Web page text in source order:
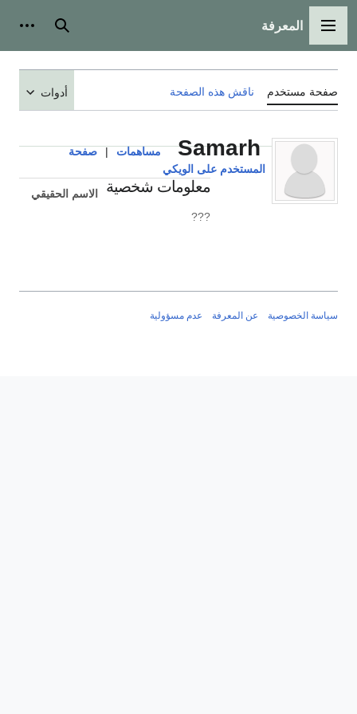
القائمة الرئيسية
المعرفة بحث
صفحة مستخدم ناقش هذه الصفحة أدوات
Samarh مساهمات |
صفحة
المستخدم على الويكي
معلومات شخصية
الاسم الحقيقي
???
سياسة الخصوصية عن المعرفة عدم مسؤولية